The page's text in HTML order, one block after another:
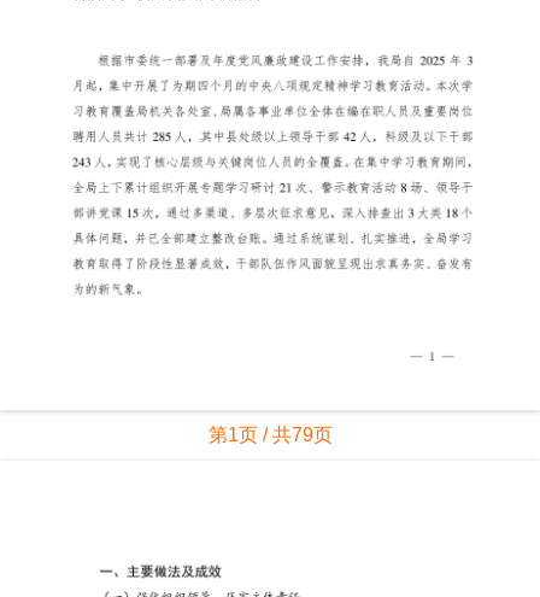
第1页 / 共79页